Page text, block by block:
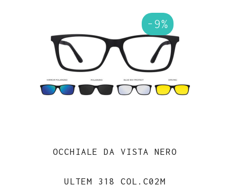
originale
€139.00.
attuale
è:
€125.00.
-9%
OCCHIALE DA VISTA NERO
ULTEM 318 COL.C02M